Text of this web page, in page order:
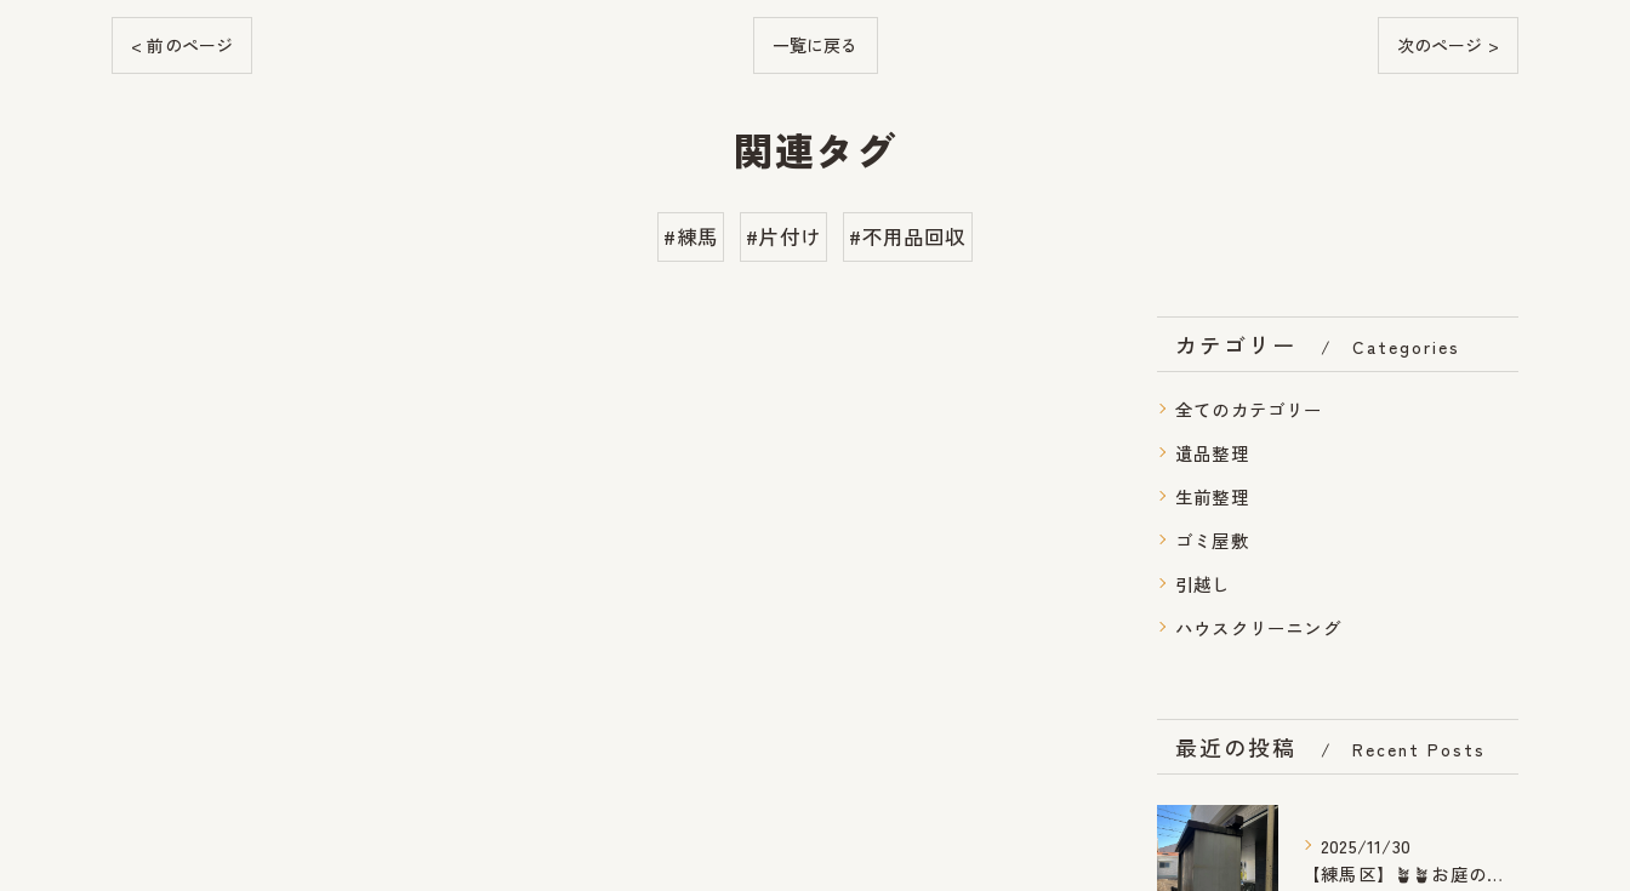
< 前のページ 一覧に戻る 次のページ >
関連タグ
#練馬 #片付け #不用品回収
カテゴリー Categories
全てのカテゴリー
遺品整理
生前整理
ゴミ屋敷
引越し
ハウスクリーニング
最近の投稿 Recent Posts
2025/11/30
【練馬区】🪴🪴お庭のお手入れ🪴🪴